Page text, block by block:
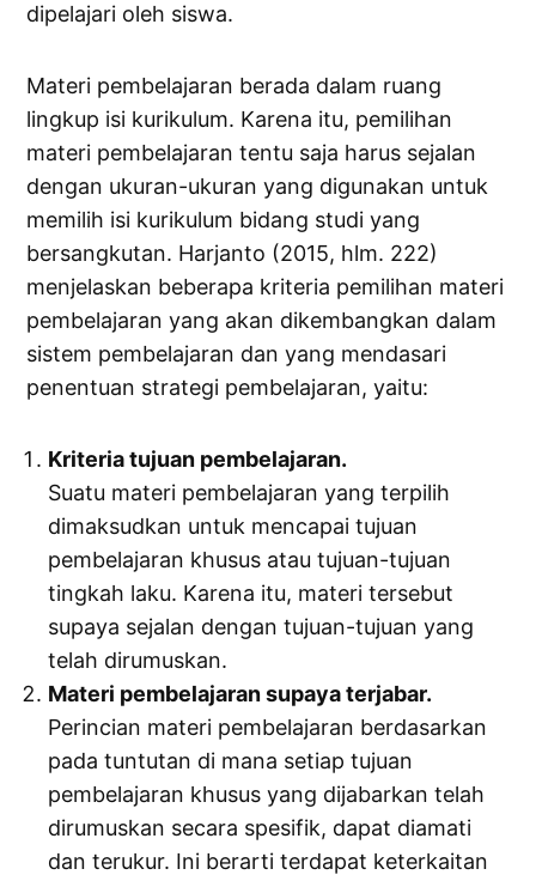
dipelajari oleh siswa.
Materi pembelajaran berada dalam ruang
lingkup isi kurikulum. Karena itu, pemilihan
materi pembelajaran tentu saja harus sejalan
dengan ukuran-ukuran yang digunakan untuk
memilih isi kurikulum bidang studi yang
bersangkutan. Harjanto (2015, hlm. 222)
menjelaskan beberapa kriteria pemilihan materi
pembelajaran yang akan dikembangkan dalam
sistem pembelajaran dan yang mendasari
penentuan strategi pembelajaran, yaitu:
Kriteria tujuan pembelajaran.
Suatu materi pembelajaran yang terpilih
dimaksudkan untuk mencapai tujuan
pembelajaran khusus atau tujuan-tujuan
tingkah laku. Karena itu, materi tersebut
supaya sejalan dengan tujuan-tujuan yang
telah dirumuskan.
Materi pembelajaran supaya terjabar.
Perincian materi pembelajaran berdasarkan
pada tuntutan di mana setiap tujuan
pembelajaran khusus yang dijabarkan telah
dirumuskan secara spesifik, dapat diamati
dan terukur. Ini berarti terdapat keterkaitan